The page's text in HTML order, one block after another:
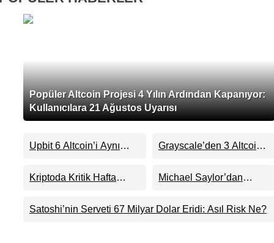
Popüler Altcoin Projesi 4 Yılın Ardından Kapanıyor:
Kullanıcılara 21 Ağustos Uyarısı
Upbit 6 Altcoin’i Aynı
Grayscale’den 3 Altcoin
ADA, HBAR ve DOT İçin
Kriptoda Kritik Hafta
Yaşanacaklar
Michael Saylor’dan
Yeniden Alıma mı
Satoshi’nin Serveti 67 Milyar Dolar Eridi: Asıl Risk Ne?